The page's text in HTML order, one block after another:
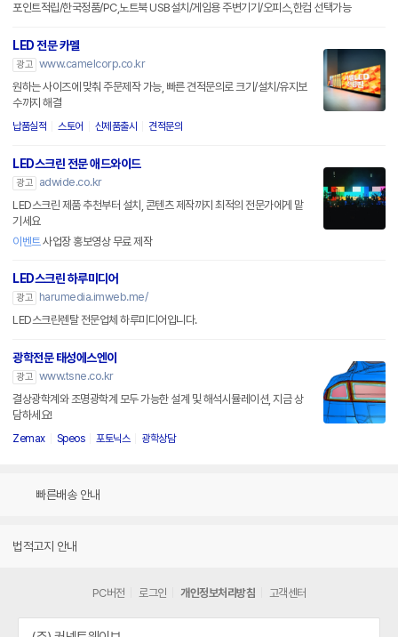
포인트적립/한국정품/PC,노트북 USB설치/게임용 주변기기/오피스,한컴 선택가능
LED 전문 카멜
광고 www.camelcorp.co.kr
원하는 사이즈에 맞춰 주문제작 가능, 빠른 견적문의로 크기/설치/유지보
수까지 해결
납품실적 스토어 신제품출시 견적문의
LED스크린 전문 애드와이드
광고
adwide.co.kr
LED스크린 제품 추천부터 설치, 콘텐츠 제작까지 최적의 전문가에게 맡
기세요
이벤트사업장 홍보영상 무료 제작
LED스크린 하루미디어
광고
harumedia.imweb.me/
LED스크린렌탈 전문업체 하루미디어입니다.
광학전문 태성에스엔이
광고 www.tsne.co.kr
결상광학계와 조명광학계 모두 가능한 설계 및 해석시뮬레이션, 지금 상
담하세요!
Zemax Speos 포토닉스 광학상담
빠른배송 안내
법적고지 안내
PC버전 로그인 개인정보처리방침 고객센터